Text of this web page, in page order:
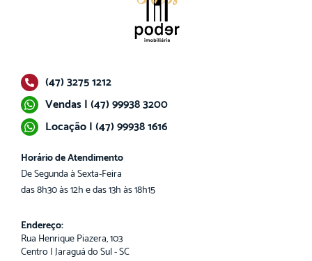
(47) 3275 1212
Vendas | (47) 99938 3200
Locação | (47) 99938 1616
Horário de Atendimento
De Segunda à Sexta-Feira
das 8h30 às 12h e das 13h às 18h15
Endereço:
Rua Henrique Piazera, 103
Centro | Jaraguá do Sul - SC